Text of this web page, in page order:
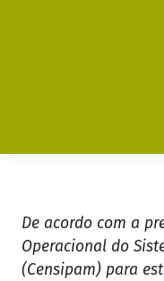
De acordo com a
Operacional do
(Censipam) para